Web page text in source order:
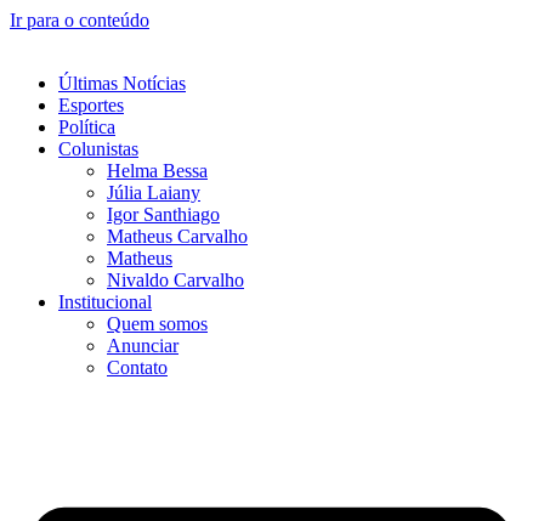
Ir para o conteúdo
Últimas Notícias
Esportes
Política
Colunistas
Helma Bessa
Júlia Laiany
Igor Santhiago
Matheus Carvalho
Matheus
Nivaldo Carvalho
Institucional
Quem somos
Anunciar
Contato